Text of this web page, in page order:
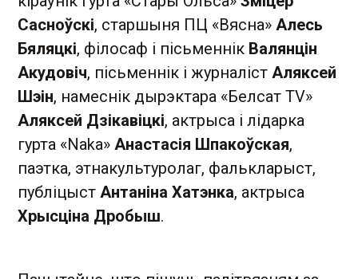
Сасноўскі, старшыня ПЦ «Вясна» Алесь
Бяляцкі, філосаф і пісьменнік Валянцін
Акудовіч, пісьменнік і журналіст Аляксей
Шэін, намеснік дырэктара «Белсат TV»
Аляксей Дзікавіцкі, актрыса і лідарка
гурта «Naka» Анастасія Шпакоўская,
паэтка, этнакультуролаг, фалькларыст,
публіцыст Антаніна Хатэнка, актрыса
Хрысціна Дробыш.